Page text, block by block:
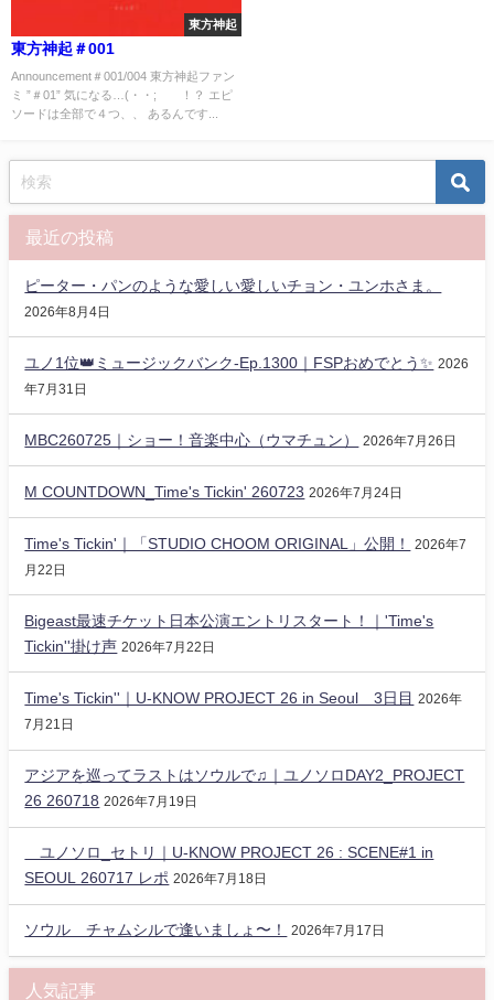
東方神起
東方神起＃001
Announcement＃001/004 東方神起ファン
ミ ”＃01” 気になる…(・・; ！？ エピ
ソードは全部で４つ、、 あるんです...
最近の投稿
ピーター・パンのような愛しい愛しいチョン・ユンホさま。
2026年8月4日
ユノ1位👑ミュージックバンク-Ep.1300｜FSPおめでとう✨️ 2026
年7月31日
MBC260725｜ショー！音楽中心（ウマチュン） 2026年7月26日
M COUNTDOWN_Time's Tickin' 260723 2026年7月24日
Time's Tickin'｜「STUDIO CHOOM ORIGINAL」公開！
2026年7
月22日
Bigeast最速チケット日本公演エントリスタート！｜'Time's
Tickin''掛け声 2026年7月22日
Time's Tickin''｜U-KNOW PROJECT 26 in Seoul 3日目
2026年
7月21日
アジアを巡ってラストはソウルで♫｜ユノソロDAY2_PROJECT
26 260718 2026年7月19日
ユノソロ_セトリ｜U-KNOW PROJECT 26 : SCENE#1 in
SEOUL 260717 レポ 2026年7月18日
ソウル チャムシルで逢いましょ〜！ 2026年7月17日
人気記事